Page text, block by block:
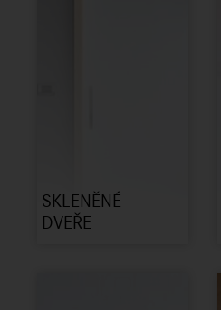
SKLENĚNÉ
DVEŘE